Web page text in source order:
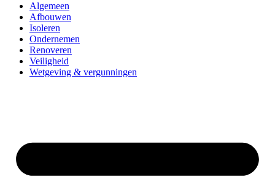
Algemeen
Afbouwen
Isoleren
Ondernemen
Renoveren
Veiligheid
Wetgeving & vergunningen